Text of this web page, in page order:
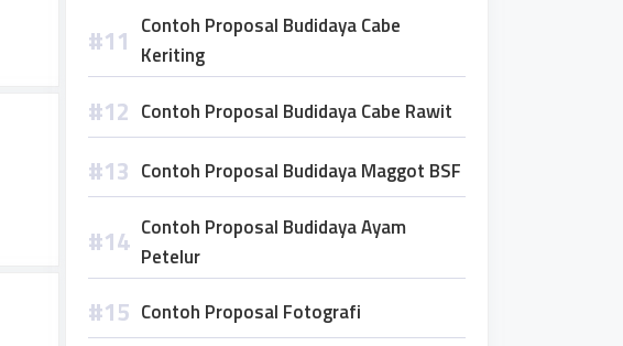
Contoh Proposal Budidaya Cabe
Keriting
Contoh Proposal Budidaya Cabe Rawit
Contoh Proposal Budidaya Maggot BSF
Contoh Proposal Budidaya Ayam
Petelur
Contoh Proposal Fotografi